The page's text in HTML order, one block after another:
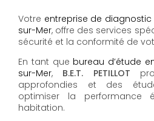
Votre entreprise de
sur-Mer, offre des services
sécurité et la conformité de
En tant que bureau d’étude
sur-Mer, B.E.T. PETILLOT
approfondies et des
optimiser la performance
habitation.